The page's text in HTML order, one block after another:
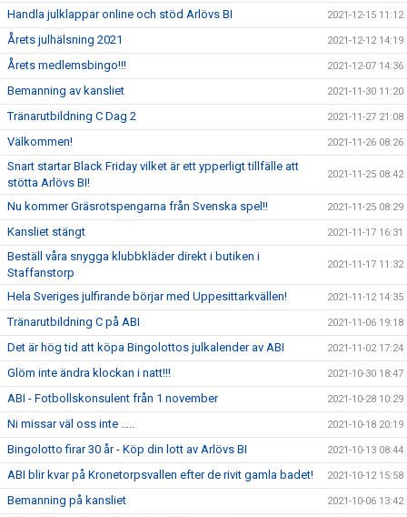
Handla julklappar online och stöd Arlövs BI 2021-12-15 11:12
Årets julhälsning 2021 2021-12-12 14:19
Årets medlemsbingo!!! 2021-12-07 14:36
Bemanning av kansliet 2021-11-30 11:20
Tränarutbildning C Dag 2 2021-11-27 21:08
Välkommen! 2021-11-26 08:26
Snart startar Black Friday vilket är ett ypperligt tillfälle att
stötta Arlövs BI!
2021-11-25 08:42
Nu kommer Gräsrotspengarna från Svenska spel!! 2021-11-25 08:29
Kansliet stängt 2021-11-17 16:31
Beställ våra snygga klubbkläder direkt i butiken i
Staffanstorp
2021-11-17 11:32
Hela Sveriges julfirande börjar med Uppesittarkvällen! 2021-11-12 14:35
Tränarutbildning C på ABI 2021-11-06 19:18
Det är hög tid att köpa Bingolottos julkalender av ABI 2021-11-02 17:24
Glöm inte ändra klockan i natt!!! 2021-10-30 18:47
ABI - Fotbollskonsulent från 1 november 2021-10-28 10:29
Ni missar väl oss inte ….. 2021-10-18 20:19
Bingolotto firar 30 år - Köp din lott av Arlövs BI 2021-10-13 08:44
ABI blir kvar på Kronetorpsvallen efter de rivit gamla badet! 2021-10-12 15:58
Bemanning på kansliet 2021-10-06 13:42